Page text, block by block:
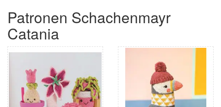
Patronen Schachenmayr
Catania